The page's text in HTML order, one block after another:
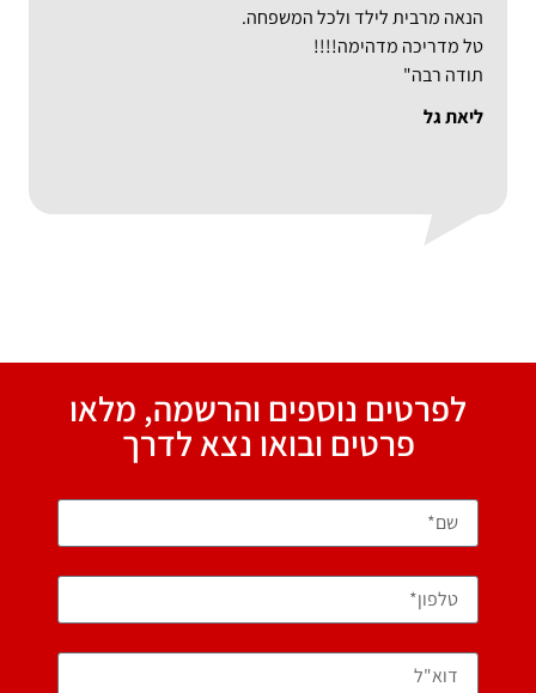
הנאה מרבית לילד ולכל המשפחה.
טל מדריכה מדהימה!!!!
תודה רבה"
ליאת גל
לפרטים נוספים והרשמה, מלאו
פרטים ובואו נצא לדרך